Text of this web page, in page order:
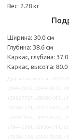
Вес: 2.28 кг
Ширина: 30.0 см
Глубина: 38.6 см
Каркас, глубина:
Каркас, высота: 80.0